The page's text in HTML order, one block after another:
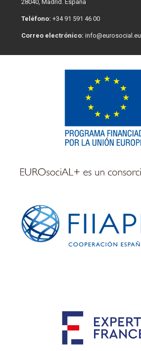
28040, Madrid. España
Teléfono: +34 91 591 46 00
Correo electrónico: info@eurosocial.eu